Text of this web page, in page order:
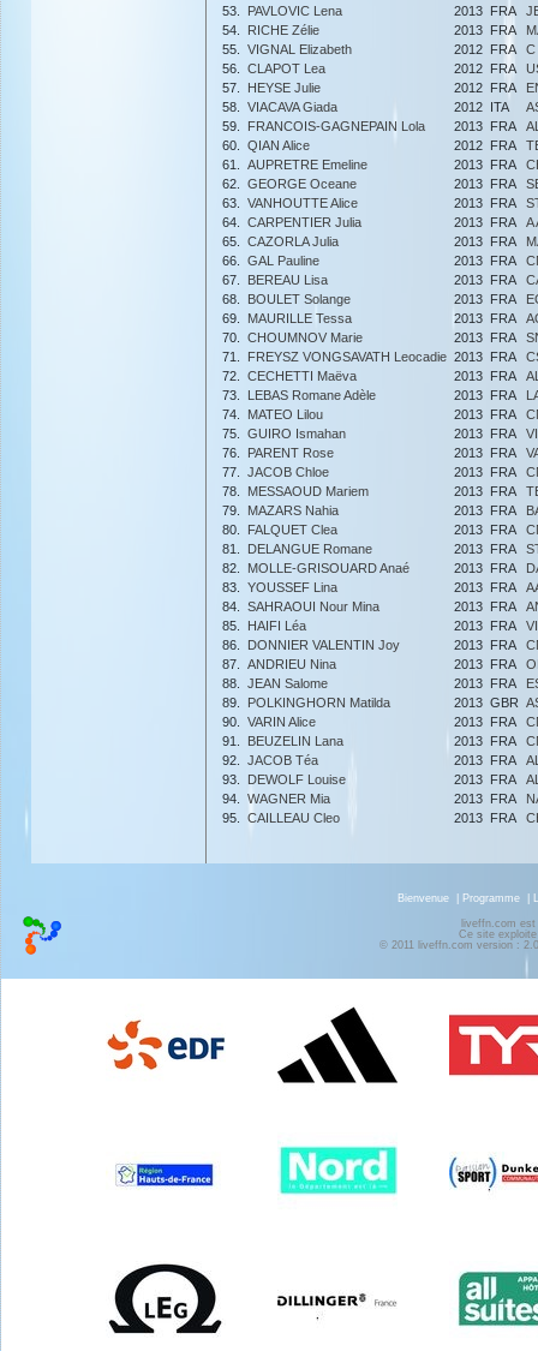
53.
PAVLOVIC Lena 2013 FRA
54.
RICHE Zélie 2013 FRA
55.
VIGNAL Elizabeth 2012 FRA
C
56.
CLAPOT Lea 2012 FRA
57.
HEYSE Julie 2012 FRA
58.
VIACAVA Giada 2012 ITA
59.
FRANCOIS-GAGNEPAIN Lola 2013 FRA
60.
QIAN Alice 2012 FRA
61.
AUPRETRE Emeline 2013 FRA
62.
GEORGE Oceane 2013 FRA
63.
VANHOUTTE Alice 2013 FRA
64.
CARPENTIER Julia 2013 FRA
A
65.
CAZORLA Julia 2013 FRA
66.
GAL Pauline 2013 FRA
67.
BEREAU Lisa 2013 FRA
68.
BOULET Solange 2013 FRA
69.
MAURILLE Tessa 2013 FRA
70.
CHOUMNOV Marie 2013 FRA
71.
FREYSZ VONGSAVATH Leocadie 2013 FRA
72.
CECHETTI Maëva 2013 FRA
73.
LEBAS Romane Adèle 2013 FRA
74.
MATEO Lilou 2013 FRA
75.
GUIRO Ismahan 2013 FRA
76.
PARENT Rose 2013 FRA
77.
JACOB Chloe 2013 FRA
78.
MESSAOUD Mariem 2013 FRA
79.
MAZARS Nahia 2013 FRA
80.
FALQUET Clea 2013 FRA
81.
DELANGUE Romane 2013 FRA
82.
MOLLE-GRISOUARD Anaé 2013 FRA
83.
YOUSSEF Lina 2013 FRA
84.
SAHRAOUI Nour Mina 2013 FRA
85.
HAIFI Léa 2013 FRA
86.
DONNIER VALENTIN Joy 2013 FRA
87.
ANDRIEU Nina 2013 FRA
88.
JEAN Salome 2013 FRA
89.
POLKINGHORN Matilda 2013 GBR
90.
VARIN Alice 2013 FRA
91.
BEUZELIN Lana 2013 FRA
92.
JACOB Téa 2013 FRA
93.
DEWOLF Louise 2013 FRA
94.
WAGNER Mia 2013 FRA
95.
CAILLEAU Cleo 2013 FRA
Bienvenue Programme
liveffn.com
Ce site
© 2011 liveffn.com version :